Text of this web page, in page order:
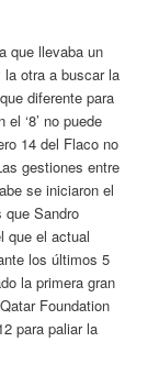
que llevaba un
otra a buscar la
diferente para
‘8’ no puede
14 del Flaco no
gestiones entre
se iniciaron el
Sandro
que el actual
los últimos 5
la primera gran
Foundation
para paliar la